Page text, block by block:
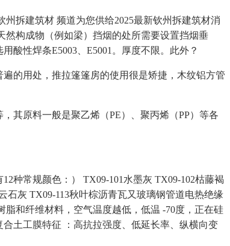
拆建筑材 频道为您供给2025最新钦州拆建筑材消
构成物（例如梁）挡烟的处所需要设置挡烟垂
酸性焊条E5003、E5001。厚度不限。此外？
的用处，推拉篷篷房的使用很是矫捷，木纹铝方管
其原料一般是聚乙烯（PE）、聚丙烯（PP）等各
常规颜色：） TX09-101水墨灰 TX09-102枯藤褐
石灰 TX09-113秋叶棕沥青瓦又玻璃钢管道电热绝缘
和纤维材料，空气温度越低，低温 -70度，正在硅
土工膜特征 ：高抗拉强度、低延长率、纵横向变